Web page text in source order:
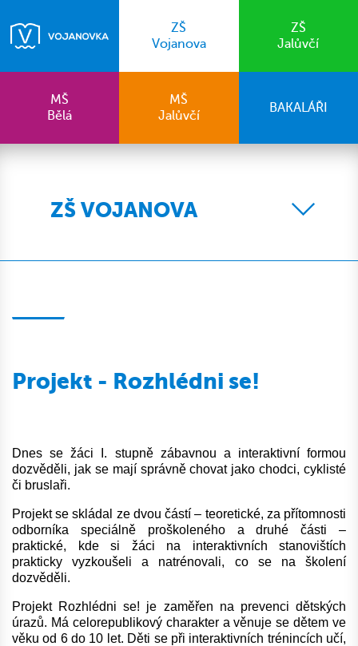
ZŠ
Vojanova
ZŠ
Jalůvčí
MŠ
Bělá
MŠ
Jalůvčí
BAKALÁŘI
ZŠ VOJANOVA
Projekt - Rozhlédni se!
Dnes se žáci I. stupně zábavnou a interaktivní formou
dozvěděli, jak se mají správně chovat jako chodci, cyklisté
či bruslaři.
Projekt se skládal ze dvou částí – teoretické, za přítomnosti
odborníka speciálně proškoleného a druhé části –
praktické, kde si žáci na interaktivních stanovištích
prakticky vyzkoušeli a natrénovali, co se na školení
dozvěděli.
Projekt Rozhlédni se! je zaměřen na prevenci dětských
úrazů. Má celorepublikový charakter a věnuje se dětem ve
věku od 6 do 10 let. Děti se při interaktivních trénincích učí,